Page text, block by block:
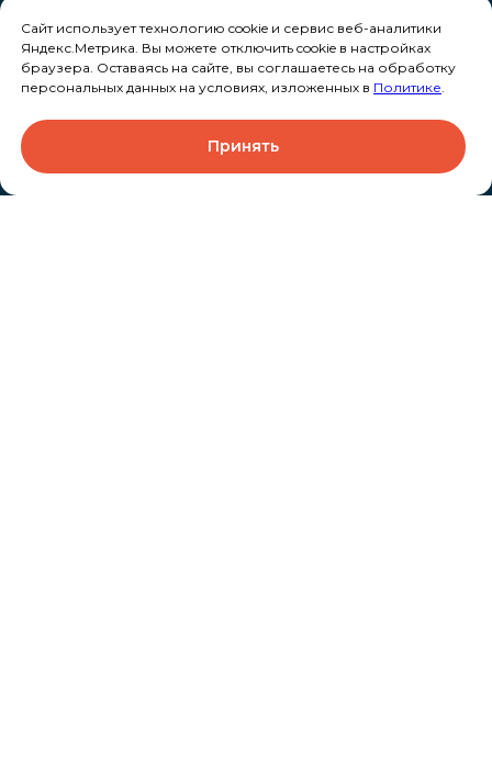
Сайт использует технологию cookie и сервис веб-аналитики
Яндекс.Метрика. Вы можете отключить cookie в настройках
браузера. Оставаясь на сайте, вы соглашаетесь на обработку
персональных данных на условиях, изложенных в Политике
Принять